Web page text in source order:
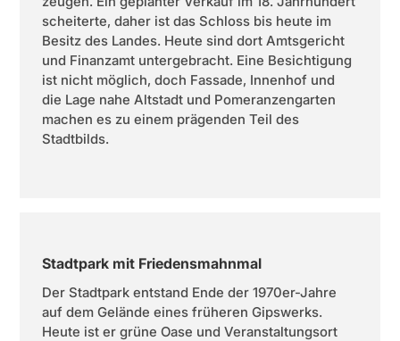
scheiterte, daher ist das Schloss bis heute im
Besitz des Landes. Heute sind dort Amtsgericht
und Finanzamt untergebracht. Eine Besichtigung
ist nicht möglich, doch Fassade, Innenhof und
die Lage nahe Altstadt und Pomeranzengarten
machen es zu einem prägenden Teil des
Stadtbilds.
Stadtpark mit Friedensmahnmal
Der Stadtpark entstand Ende der 1970er-Jahre
auf dem Gelände eines früheren Gipswerks.
Heute ist er grüne Oase und Veranstaltungsort